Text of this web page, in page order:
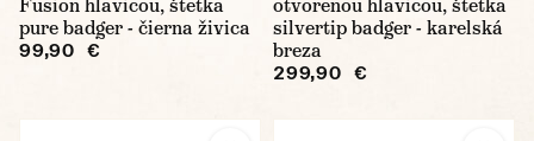
Fusion hlavicou, štetka
pure badger - čierna živica
99,90 €
otvorenou hlavicou, štetka
silvertip badger - karelská
breza
299,90 €